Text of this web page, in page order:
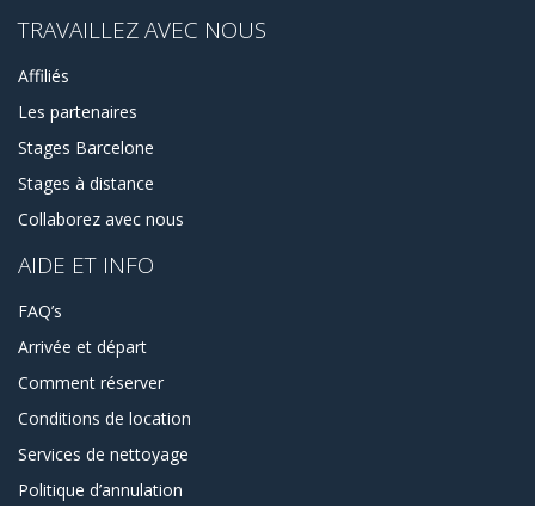
TRAVAILLEZ AVEC NOUS
Affiliés
Les partenaires
Stages Barcelone
Stages à distance
Collaborez avec nous
AIDE ET INFO
FAQ’s
Arrivée et départ
Comment réserver
Conditions de location
Services de nettoyage
Politique d’annulation